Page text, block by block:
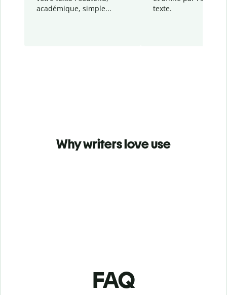
académique, simple...
texte.
Why writers love use
FAQ